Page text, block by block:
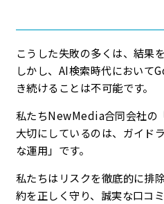
こうした失敗の多くは、結果
しかし、AI検索時代において
き続けることは不可能です。
私たちNewMedia合同会社の
大切にしているのは、ガイド
な運用」です。
私たちはリスクを徹底的に排
約を正しく守り、誠実な口コ